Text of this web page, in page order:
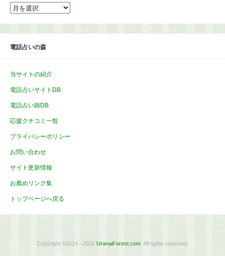
ア
ー
イ
電話占いの森
当サイトの紹介
電話占いサイトDB
電話占い師DB
応援クチコミ一覧
プライバシーポリシー
お問い合わせ
サイト更新情報
お薦めリンク集
トップページへ戻る
Copyright ©2014 - 2026 UranaiForest.com. All rights reserved.